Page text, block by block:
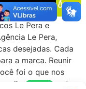
Le Pera e
Le Pera,
desejadas. Cada
a marca. Reunir
foi o que nos
com a gente